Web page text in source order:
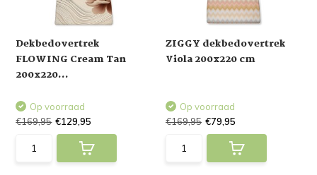
Dekbedovertrek
FLOWING Cream Tan
200x220...
Op voorraad
€169,95 €129,95
ZIGGY dekbedovertrek
Viola 200x220 cm
Op voorraad
€169,95 €79,95